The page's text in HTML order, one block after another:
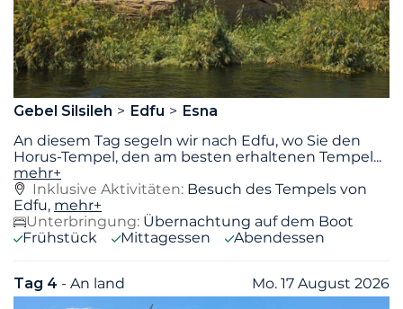
Gebel Silsileh Edfu
Esna
An diesem Tag segeln wir nach Edfu, wo Sie den
Horus-Tempel, den am besten erhaltenen Tempel...
mehr+
Inklusive Aktivitäten: Besuch des Tempels von
Edfu, mehr+
Unterbringung: Übernachtung auf dem Boot
Frühstück
Mittagessen Abendessen
Tag 4 - An land Mo. 17 August 2026